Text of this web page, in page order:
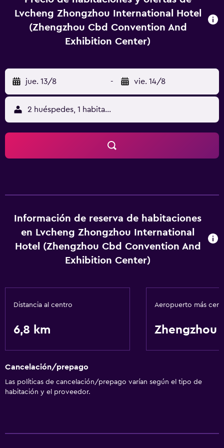
Lvcheng Zhongzhou International Hotel
(Zhengzhou Cbd Convention And
Exhibition Center)
jue. 13/8 - vie. 14/8
2 huéspedes, 1 habitación
Información de reserva de habitaciones
en Lvcheng Zhongzhou International
Hotel (Zhengzhou Cbd Convention And
Exhibition Center)
Distancia al centro
6,8 km
Aeropuerto más
Zhengzhou
Cancelación/prepago
Las políticas de cancelación/prepago varían según el tipo de
habitación y el proveedor.